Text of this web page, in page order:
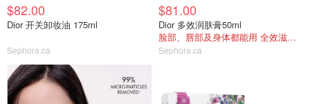
$82.00
Dior 开关卸妆油 175ml
Sephora.ca
$81.00
Dior 多效润肤膏50ml
脸部、唇部及身体都能用 全效滋润修护
Sephora.ca